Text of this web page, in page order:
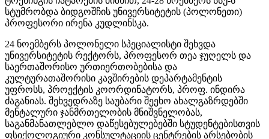
სტუმრობდა ბიდგოშჩის უნივერსიტეტის (პოლონეთი)
პროფესორი ირენა კუდლინსკა.
24 ნოემბერს პოლონელი სპეციალისტი შეხვდა
უნივერსიტეტის რექტორს, პროფესორ თეა ჯუღელს და
საერთაშორისო ურთიერთობებისა და
კულტურათაშორისი კავშირების დეპარტამენტის
უფროსს, პროექტის კოორდინატორს, პროფ. ინდირა
ძაგანიას. შეხვედრაზე საუბარი შეეხო ახალგაზრდებში
მენტალური ჯანმრთელობის მნიშვნელობას,
საგანმანათლებლო დაწესებულებებში სტუდენტებისთვის
ფსიქოლოგიური კონსულტაციის ცენტრების არსებობის